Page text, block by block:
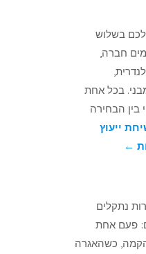
לכם בשלוש
חברה,
בכל אחת
בין הבחירה
ייעוץ
←
נתקלים
פעם אחת
כשהאגרה